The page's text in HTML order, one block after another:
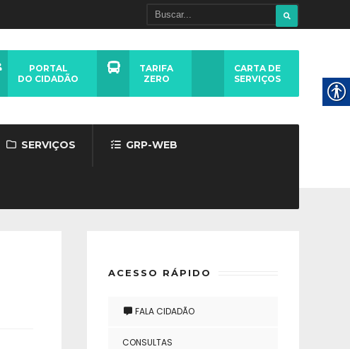
SERVIÇOS GRP-WEB
PORTAL
DO CIDADÃO
TARIFA
ZERO
CARTA DE
SERVIÇOS
ACESSO RÁPIDO
FALA CIDADÃO
CONSULTAS